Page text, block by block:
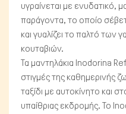
Πτηνά
υγραίνεται με ενυδατικό,
παράγοντα, το οποίο
και γυαλίζει το παλτό
κουταβιών.
Τα μαντηλάκια Inodorina
στιγμές της καθημερινής
ταξίδι με αυτοκίνητο και
υπαίθριας εκδρομής. Το